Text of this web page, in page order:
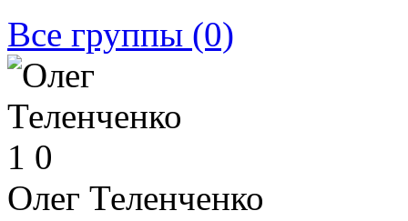
Все группы (0)
1 0
Олег Теленченко